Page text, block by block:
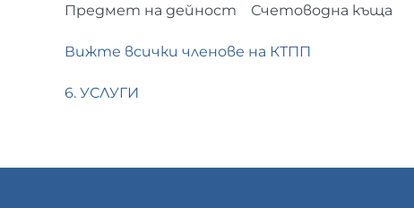
Предмет на дейност
Счетоводна къща
Вижте всички членове на КТПП
6. УСЛУГИ